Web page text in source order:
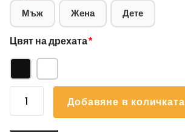
Мъж Жена Дете
Цвят на дрехата*
количество
Добавяне в количката